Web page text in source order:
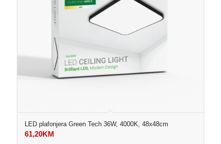
LED plafonjera Green Tech 36W, 4000K, 48x48cm
61,20KM